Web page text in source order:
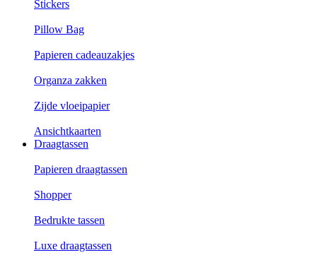
Stickers
Pillow Bag
Papieren cadeauzakjes
Organza zakken
Zijde vloeipapier
Ansichtkaarten
Draagtassen
Papieren draagtassen
Shopper
Bedrukte tassen
Luxe draagtassen